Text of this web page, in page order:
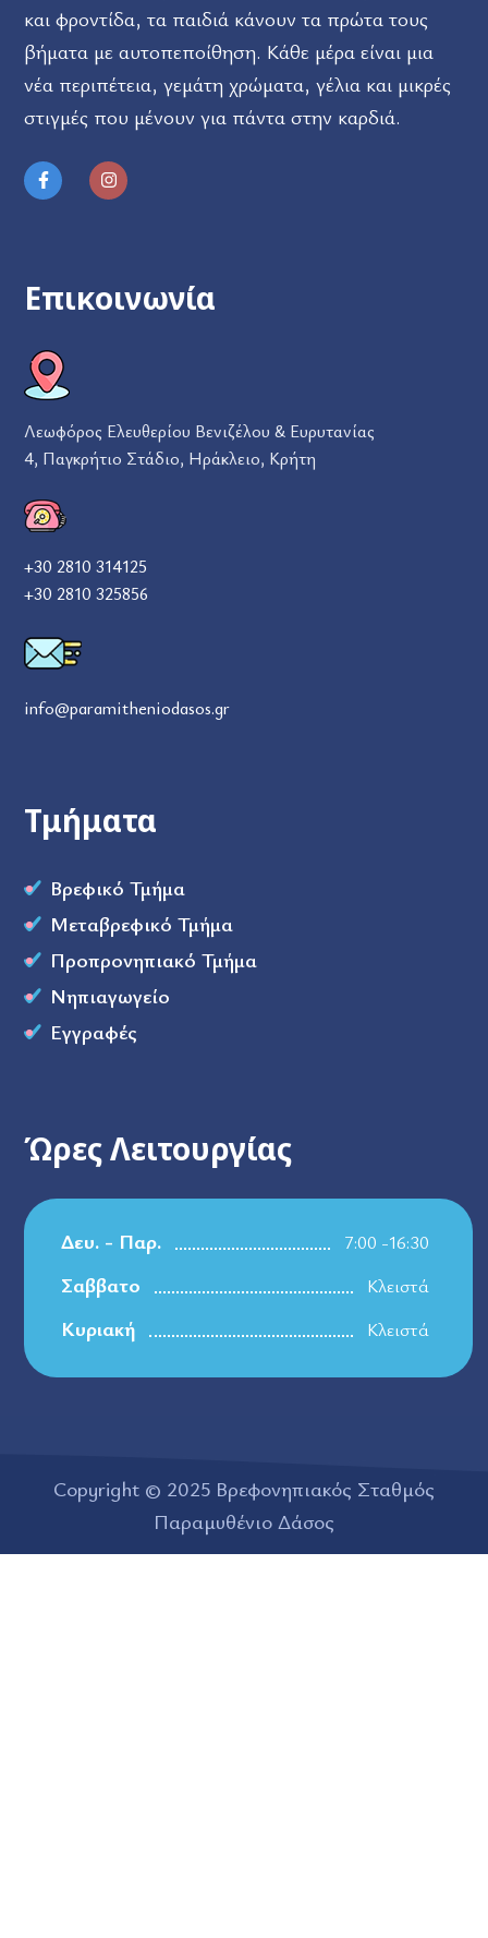
και φροντίδα, τα παιδιά κάνουν τα πρώτα τους
βήματα με αυτοπεποίθηση. Κάθε μέρα είναι μια
νέα περιπέτεια, γεμάτη χρώματα, γέλια και μικρές
στιγμές που μένουν για πάντα στην καρδιά.
Επικοινωνία
Λεωφόρος Ελευθερίου Βενιζέλου & Ευρυτανίας
4, Παγκρήτιο Στάδιο, Ηράκλειο, Κρήτη
+30 2810 314125
+30 2810 325856
info@paramitheniodasos.gr
Τμήματα
Βρεφικό Τμήμα
Μεταβρεφικό Τμήμα
Προπρονηπιακό Τμήμα
Νηπιαγωγείο
Εγγραφές
Ώρες Λειτουργίας
Δευ. - Παρ. 7:00 -16:30
Σαββατο Κλειστά
Κυριακή Κλειστά
Copyright © 2025 Βρεφονηπιακός Σταθμός
Παραμυθένιο Δάσος